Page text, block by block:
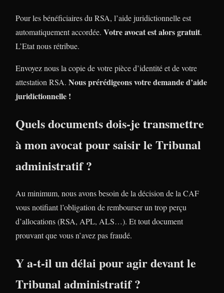
Pour les bénéficiaires du RSA, l’aide juridictionnelle est
automatiquement accordée. Votre avocat est alors gratuit.
L’Etat nous rétribue.
Envoyez nous la copie de votre pièce d’identité et de votre
attestation RSA. Nous prérédigeons votre demande d’aide
juridictionnelle !
Quels documents dois-je transmettre
à mon avocat pour saisir le Tribunal
administratif ?
Au minimum, nous avons besoin de la décision de la CAF
vous notifiant l’obligation de rembourser un trop perçu
d’allocations (RSA, APL, ALS…). Et tout document
prouvant que vous n’avez pas fraudé.
Y a-t-il un délai pour agir devant le
Tribunal administratif ?